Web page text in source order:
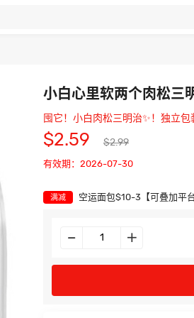
小白心里软两个肉松三
囤它！小白肉松三明治✨！独立
$2.59 $2.99
有效期：2026-07-30
满减 空运面包$10-3【可叠加平台